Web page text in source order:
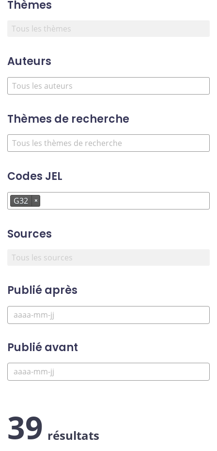
Thèmes
Auteurs
Thèmes de recherche
Codes JEL
G32 ×
Sources
Publié après
Publié avant
39 résultats